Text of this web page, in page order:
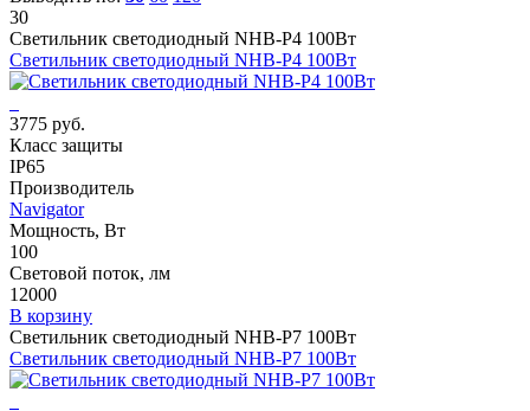
30
Светильник светодиодный NHB-P4 100Вт
Светильник светодиодный NHB-P4 100Вт
3775 руб.
Класс защиты
IP65
Производитель
Navigator
Мощность, Вт
100
Световой поток, лм
12000
В корзину
Светильник светодиодный NHB-P7 100Вт
Светильник светодиодный NHB-P7 100Вт